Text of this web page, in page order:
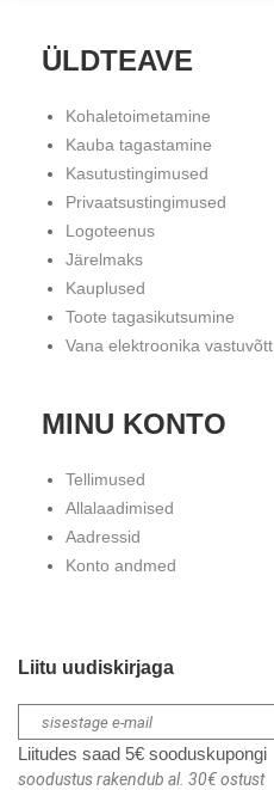
ÜLDTEAVE
Kohaletoimetamine
Kauba tagastamine
Kasutustingimused
Privaatsustingimused
Logoteenus
Järelmaks
Kauplused
Toote tagasikutsumine
Vana elektroonika vastuvõtt
MINU KONTO
Tellimused
Allalaadimised
Aadressid
Konto andmed
Liitu uudiskirjaga
Liitudes saad 5€ sooduskupongi
soodustus rakendub al. 30€ ostust